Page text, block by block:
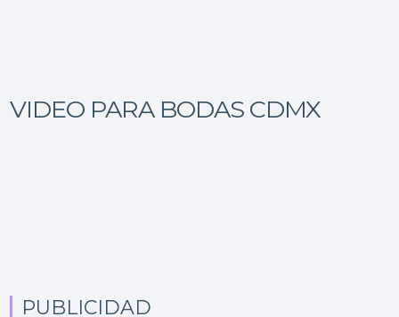
VIDEO PARA BODAS CDMX
PUBLICIDAD